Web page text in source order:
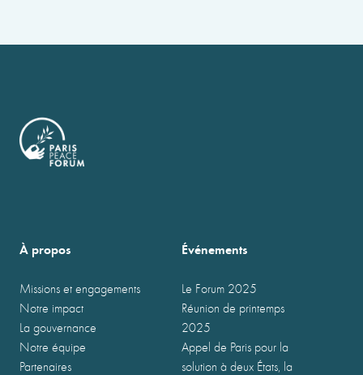
À propos
Missions et engagements
Notre impact
La gouvernance
Notre équipe
Partenaires
Événements
Le Forum 2025
Réunion de printemps
2025
Appel de Paris pour la
solution à deux États, la